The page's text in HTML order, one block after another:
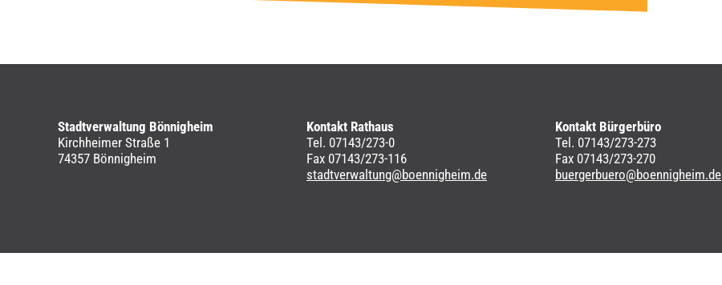
Stadtverwaltung Bönnigheim
Kirchheimer Straße 1
74357 Bönnigheim
Kontakt Rathaus
Tel. 07143/273-0
Fax 07143/273-116
stadtverwaltung@boennigheim.de
Kontakt Bürgerbüro
Tel. 07143/273-273
Fax 07143/273-270
buergerbuero@boennigheim.de